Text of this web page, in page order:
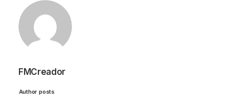
FMCreador
Author posts